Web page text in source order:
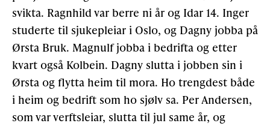
svikta. Ragnhild var berre ni år og Idar 14. Inger
studerte til sjukepleiar i Oslo, og Dagny jobba på
Ørsta Bruk. Magnulf jobba i bedrifta og etter
kvart også Kolbein. Dagny slutta i jobben sin i
Ørsta og flytta heim til mora. Ho trengdest både
i heim og bedrift som ho sjølv sa. Per Andersen,
som var verftsleiar, slutta til jul same år, og